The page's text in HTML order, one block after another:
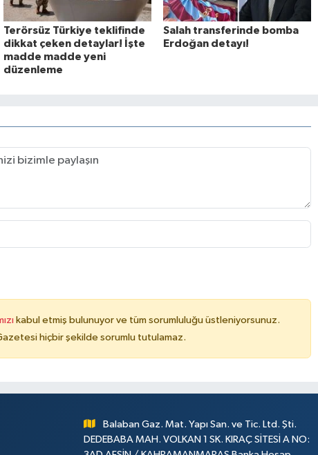
Terörsüz Türkiye teklifinde
dikkat çeken detaylar! İşte
madde madde yeni
düzenleme
Salah transferinde bomba
Erdoğan detayı!
kabul etmiş bulunuyor ve tüm sorumluluğu üstleniyorsunuz.
hiçbir şekilde sorumlu tutulamaz.
Balaban Gaz. Mat. Yapı San. ve Tic. Ltd. Şti.
DEDEBABA MAH. VOLKAN 1 SK. KIRAÇ SİTESİ A NO: